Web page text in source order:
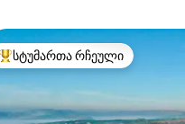
სტუმართა რჩეული მოწინავე
სტუმართა რჩეული